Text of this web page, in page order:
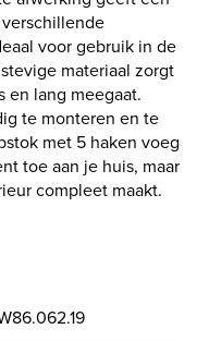
voor gebruik in de
materiaal zorgt
en lang meegaat.
te monteren en te
met 5 haken voeg
toe aan je huis, maar
compleet maakt.